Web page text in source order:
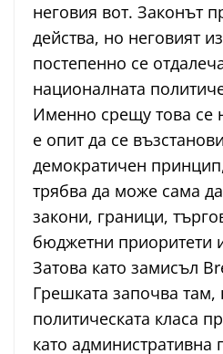
неговия вот. Законът
действа, но неговият
постепенно се
националната
Именно срещу това се
е опит да се
демократичен
трябва да може сама
закони, граници,
бюджетни приоритети
Затова като замисъл
Грешката започва там,
политическата класа
като административна